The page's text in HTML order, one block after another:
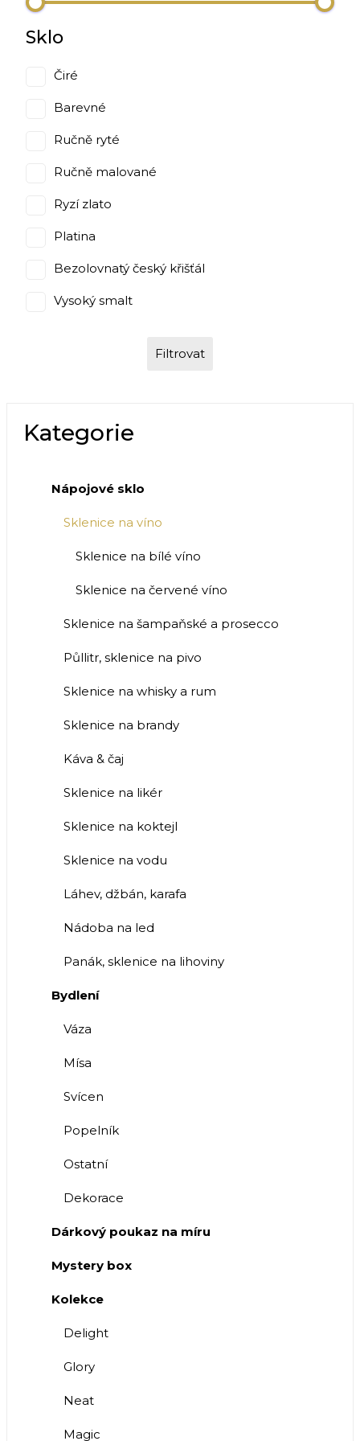
Sklo
Čiré
Barevné
Ručně ryté
Ručně malované
Ryzí zlato
Platina
Bezolovnatý český křišťál
Vysoký smalt
Filtrovat
Kategorie
Nápojové sklo
Sklenice na víno
Sklenice na bílé víno
Sklenice na červené víno
Sklenice na šampaňské a prosecco
Půllitr, sklenice na pivo
Sklenice na whisky a rum
Sklenice na brandy
Káva & čaj
Sklenice na likér
Sklenice na koktejl
Sklenice na vodu
Láhev, džbán, karafa
Nádoba na led
Panák, sklenice na lihoviny
Bydlení
Váza
Mísa
Svícen
Popelník
Ostatní
Dekorace
Dárkový poukaz na míru
Mystery box
Kolekce
Delight
Glory
Neat
Magic